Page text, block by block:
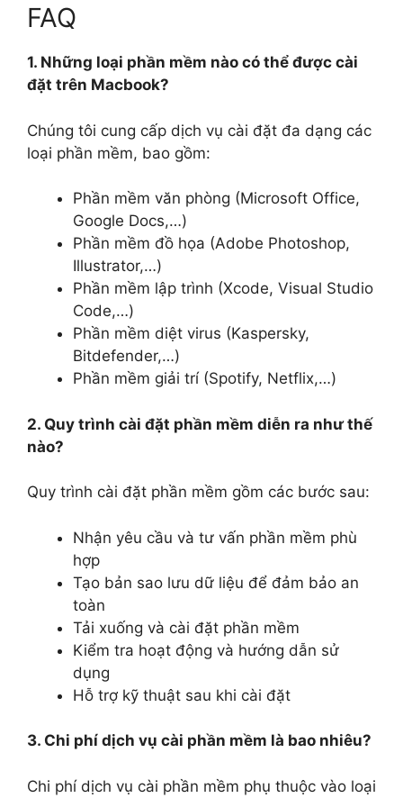
FAQ
1. Những loại phần mềm nào có thể được cài
đặt trên Macbook?
Chúng tôi cung cấp dịch vụ cài đặt đa dạng các
loại phần mềm, bao gồm:
Phần mềm văn phòng (Microsoft Office,
Google Docs,…)
Phần mềm đồ họa (Adobe Photoshop,
Illustrator,…)
Phần mềm lập trình (Xcode, Visual Studio
Code,…)
Phần mềm diệt virus (Kaspersky,
Bitdefender,…)
Phần mềm giải trí (Spotify, Netflix,…)
2. Quy trình cài đặt phần mềm diễn ra như thế
nào?
Quy trình cài đặt phần mềm gồm các bước sau:
Nhận yêu cầu và tư vấn phần mềm phù
hợp
Tạo bản sao lưu dữ liệu để đảm bảo an
toàn
Tải xuống và cài đặt phần mềm
Kiểm tra hoạt động và hướng dẫn sử
dụng
Hỗ trợ kỹ thuật sau khi cài đặt
3. Chi phí dịch vụ cài phần mềm là bao nhiêu?
Chi phí dịch vụ cài phần mềm phụ thuộc vào loại